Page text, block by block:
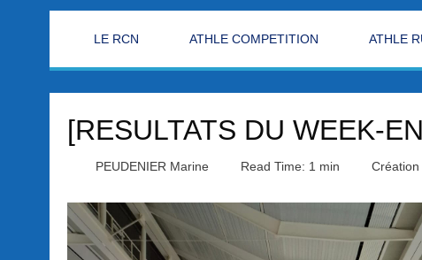
LE RCN ATHLE COMPETITION ATHLE
[RESULTATS DU WEEK-
PEUDENIER Marine Read Time: 1 min